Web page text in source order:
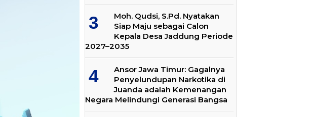
Moh. Qudsi, S.Pd. Nyatakan
Siap Maju sebagai Calon
Kepala Desa Jaddung Periode
2027–2035
Ansor Jawa Timur: Gagalnya
Penyelundupan Narkotika di
Juanda adalah Kemenangan
Negara Melindungi Generasi Bangsa